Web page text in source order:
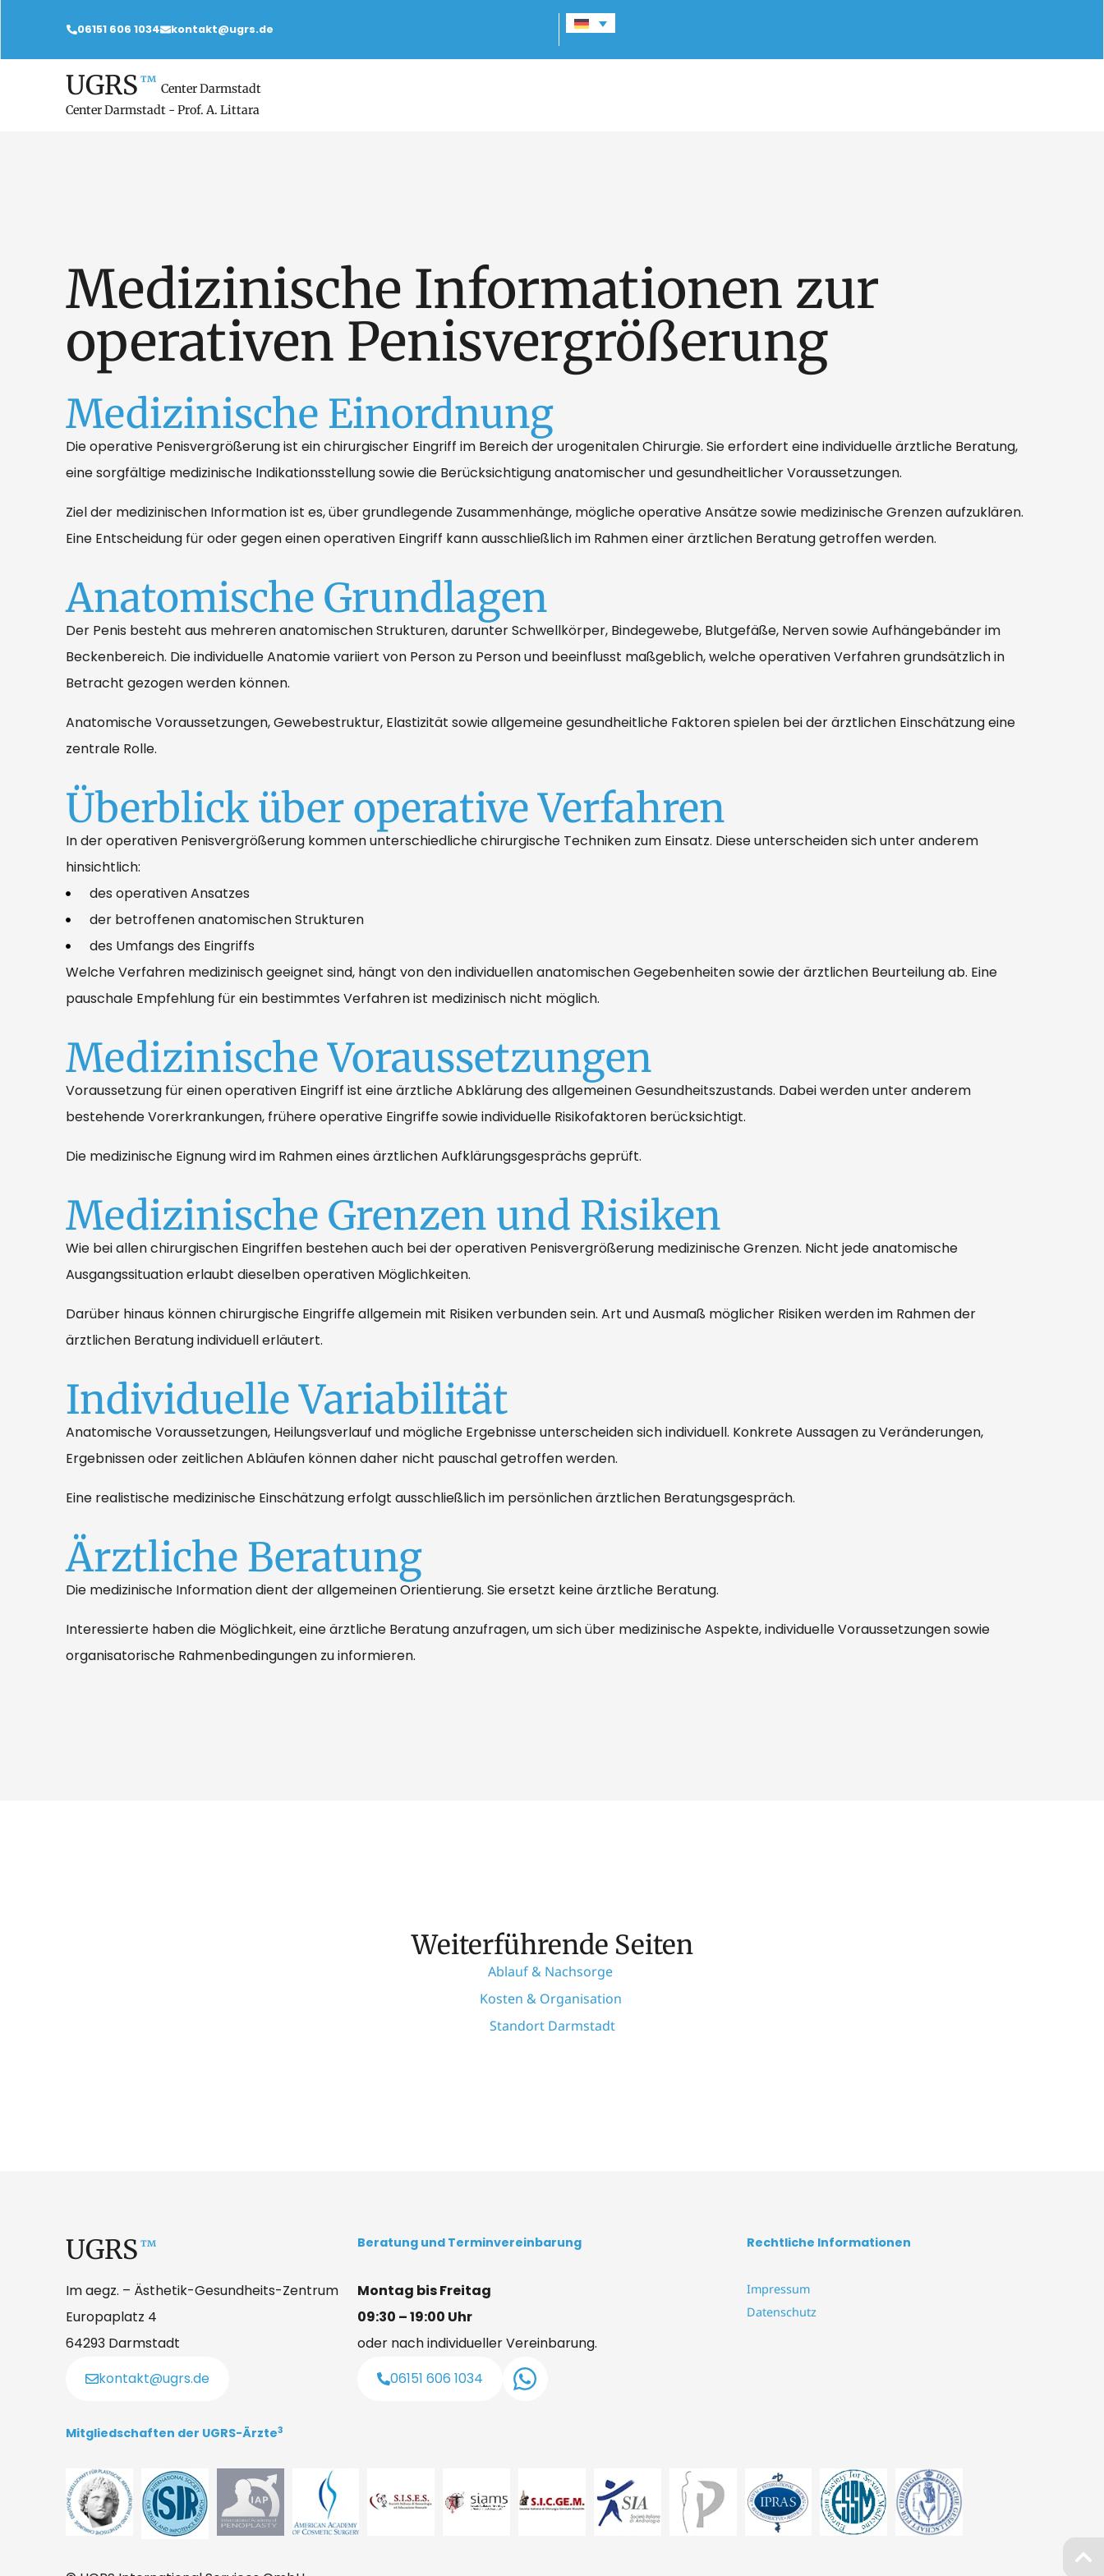
06151 606 1034 kontakt@ugrs.de
UGRS™ Center Darmstadt
Center Darmstadt - Prof. A. Littara
Medizinische Informationen zur
operativen Penisvergrößerung
Medizinische Einordnung
Die operative Penisvergrößerung ist ein chirurgischer Eingriff im Bereich der urogenitalen Chirurgie. Sie erfordert eine individuelle ärztliche Beratung,
eine sorgfältige medizinische Indikationsstellung sowie die Berücksichtigung anatomischer und gesundheitlicher Voraussetzungen.
Ziel der medizinischen Information ist es, über grundlegende Zusammenhänge, mögliche operative Ansätze sowie medizinische Grenzen aufzuklären.
Eine Entscheidung für oder gegen einen operativen Eingriff kann ausschließlich im Rahmen einer ärztlichen Beratung getroffen werden.
Anatomische Grundlagen
Der Penis besteht aus mehreren anatomischen Strukturen, darunter Schwellkörper, Bindegewebe, Blutgefäße, Nerven sowie Aufhängebänder im
Beckenbereich. Die individuelle Anatomie variiert von Person zu Person und beeinflusst maßgeblich, welche operativen Verfahren grundsätzlich in
Betracht gezogen werden können.
Anatomische Voraussetzungen, Gewebestruktur, Elastizität sowie allgemeine gesundheitliche Faktoren spielen bei der ärztlichen Einschätzung eine
zentrale Rolle.
Überblick über operative Verfahren
In der operativen Penisvergrößerung kommen unterschiedliche chirurgische Techniken zum Einsatz. Diese unterscheiden sich unter anderem
hinsichtlich:
des operativen Ansatzes
der betroffenen anatomischen Strukturen
des Umfangs des Eingriffs
Welche Verfahren medizinisch geeignet sind, hängt von den individuellen anatomischen Gegebenheiten sowie der ärztlichen Beurteilung ab. Eine
pauschale Empfehlung für ein bestimmtes Verfahren ist medizinisch nicht möglich.
Medizinische Voraussetzungen
Voraussetzung für einen operativen Eingriff ist eine ärztliche Abklärung des allgemeinen Gesundheitszustands. Dabei werden unter anderem
bestehende Vorerkrankungen, frühere operative Eingriffe sowie individuelle Risikofaktoren berücksichtigt.
Die medizinische Eignung wird im Rahmen eines ärztlichen Aufklärungsgesprächs geprüft.
Medizinische Grenzen und Risiken
Wie bei allen chirurgischen Eingriffen bestehen auch bei der operativen Penisvergrößerung medizinische Grenzen. Nicht jede anatomische
Ausgangssituation erlaubt dieselben operativen Möglichkeiten.
Darüber hinaus können chirurgische Eingriffe allgemein mit Risiken verbunden sein. Art und Ausmaß möglicher Risiken werden im Rahmen der
ärztlichen Beratung individuell erläutert.
Individuelle Variabilität
Anatomische Voraussetzungen, Heilungsverlauf und mögliche Ergebnisse unterscheiden sich individuell. Konkrete Aussagen zu Veränderungen,
Ergebnissen oder zeitlichen Abläufen können daher nicht pauschal getroffen werden.
Eine realistische medizinische Einschätzung erfolgt ausschließlich im persönlichen ärztlichen Beratungsgespräch.
Ärztliche Beratung
Die medizinische Information dient der allgemeinen Orientierung. Sie ersetzt keine ärztliche Beratung.
Interessierte haben die Möglichkeit, eine ärztliche Beratung anzufragen, um sich über medizinische Aspekte, individuelle Voraussetzungen sowie
organisatorische Rahmenbedingungen zu informieren.
Weiterführende Seiten
Ablauf & Nachsorge
Kosten & Organisation
Standort Darmstadt
UGRS™
Im aegz. – Ästhetik-Gesundheits-Zentrum
Europaplatz 4
64293 Darmstadt
kontakt@ugrs.de
Beratung und Terminvereinbarung
Montag bis Freitag
09:30 – 19:00 Uhr
oder nach individueller Vereinbarung.
06151 606 1034
Rechtliche Informationen
Impressum
Datenschutz
Mitgliedschaften der UGRS-Ärzte3